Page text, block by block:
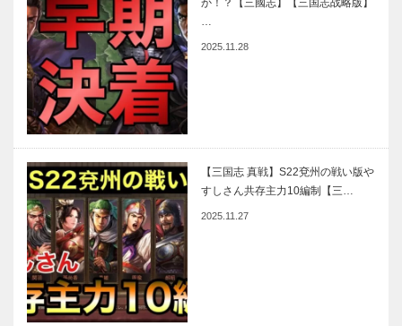
か！？【三國志】【三国志战略版】
…
2025.11.28
【三国志 真戦】S22兗州の戦い版や
すしさん共存主力10編制【三…
2025.11.27